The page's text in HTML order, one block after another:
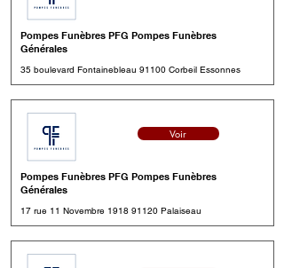
Pompes Funèbres PFG Pompes Funèbres
Générales
35 boulevard Fontainebleau 91100 Corbeil Essonnes
Voir
Pompes Funèbres PFG Pompes Funèbres
Générales
17 rue 11 Novembre 1918 91120Palaiseau